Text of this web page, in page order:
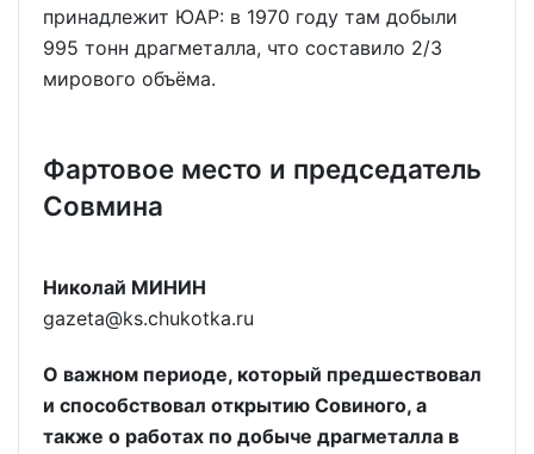
принадлежит ЮАР: в 1970 году там добыли
995 тонн драгметалла, что составило 2/3
мирового объёма.
Фартовое место и председатель
Совмина
Николай МИНИН
gazeta@ks.chukotka.ru
О важном периоде, который предшествовал
и способствовал открытию Совиного, а
также о работах по добыче драгметалла в